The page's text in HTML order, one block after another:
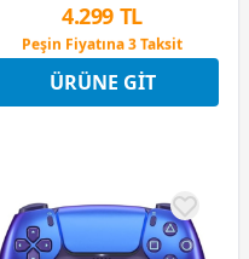
4.299 TL
Peşin Fiyatına 3 Taksit
9 Ay x 597 TL taksitle
Peşin Fiyatına 3 Taksit
ÜRÜNE GIT